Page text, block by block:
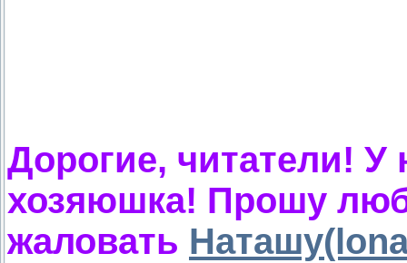
Дорогие, читатели!
хозяюшка! Прошу
жаловать